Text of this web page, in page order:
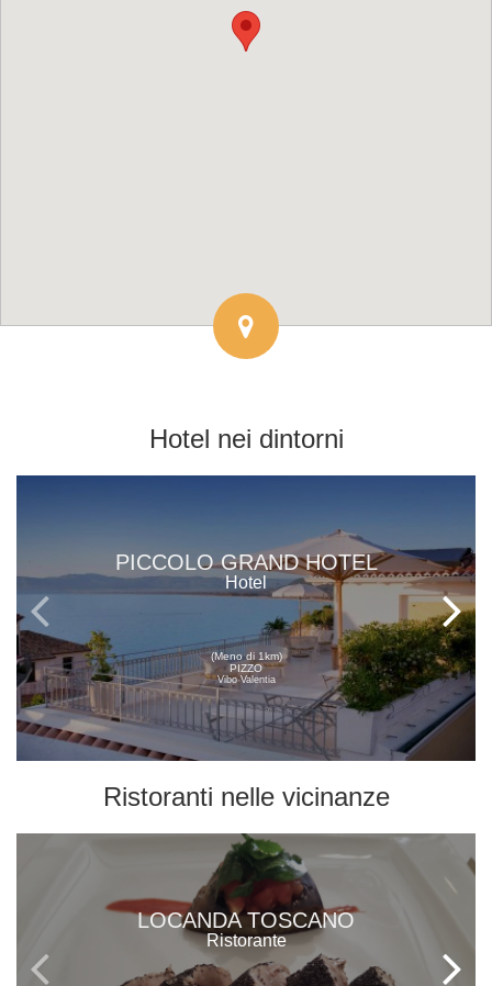
Hotel nei dintorni
PICCOLO GRAND HOTEL
Hotel
(Meno di 1km)
PIZZO
Vibo Valentia
Ristoranti nelle vicinanze
LOCANDA TOSCANO
Ristorante